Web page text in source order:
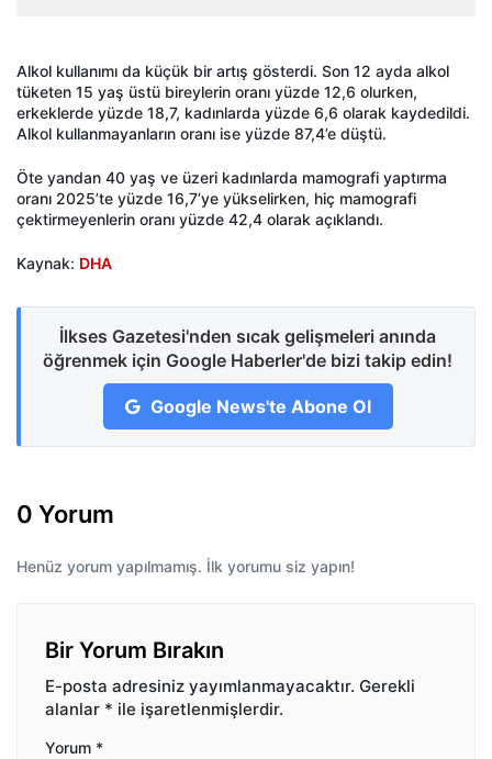
Alkol kullanımı da küçük bir artış gösterdi. Son 12 ayda alkol
tüketen 15 yaş üstü bireylerin oranı yüzde 12,6 olurken,
erkeklerde yüzde 18,7, kadınlarda yüzde 6,6 olarak kaydedildi.
Alkol kullanmayanların oranı ise yüzde 87,4’e düştü.
Öte yandan 40 yaş ve üzeri kadınlarda mamografi yaptırma
oranı 2025’te yüzde 16,7’ye yükselirken, hiç mamografi
çektirmeyenlerin oranı yüzde 42,4 olarak açıklandı.
Kaynak: DHA
İlkses Gazetesi'nden sıcak gelişmeleri anında
öğrenmek için Google Haberler'de bizi takip edin!
Google News'te Abone Ol
0 Yorum
Henüz yorum yapılmamış. İlk yorumu siz yapın!
Bir Yorum Bırakın
E-posta adresiniz yayımlanmayacaktır. Gerekli
alanlar * ile işaretlenmişlerdir.
Yorum *